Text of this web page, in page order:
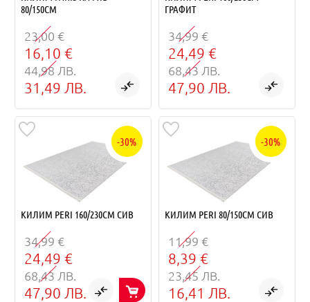
80/150СМ
23,00 €
16,10 €
44,98 ЛВ.
31,49 ЛВ.
ГРАФИТ
34,99 €
24,49 €
68,43 ЛВ.
47,90 ЛВ.
-30%
КИЛИМ PERI 160/230СМ СИВ
34,99 €
24,49 €
68,43 ЛВ.
47,90 ЛВ.
-30%
КИЛИМ PERI 80/150СМ СИВ
11,99 €
8,39 €
23,45 ЛВ.
16,41 ЛВ.